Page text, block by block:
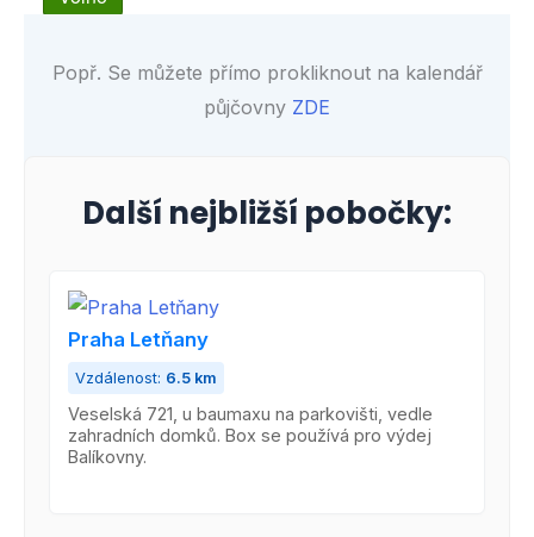
Popř. Se můžete přímo prokliknout na kalendář
půjčovny ZDE
Další nejbližší pobočky:
Praha Letňany
Vzdálenost: 6.5 km
Veselská 721, u baumaxu na parkovišti, vedle
zahradních domků. Box se používá pro výdej
Balíkovny.